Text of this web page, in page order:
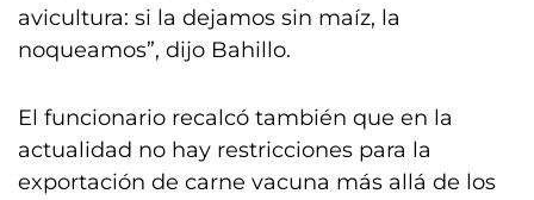
avicultura: si la dejamos sin maíz, la
noqueamos”, dijo Bahillo.
El funcionario recalcó también que en la
actualidad no hay restricciones para la
exportación de carne vacuna más allá de los